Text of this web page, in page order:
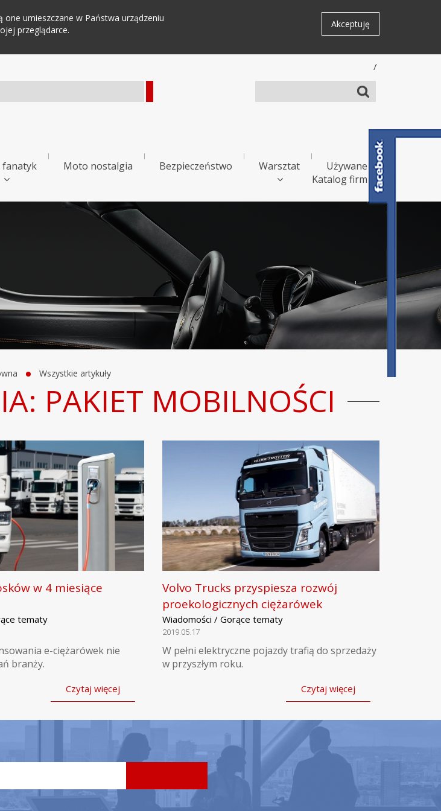
umieszczane w Państwa urządzeniu
przeglądarce.
Akceptuję
/
Moto nostalgia Bezpieczeństwo Warsztat
Używane
Katalog firm
Wszystkie artykuły
PAKIET MOBILNOŚCI
w 4 miesiące
tematy
e-ciężarówek nie
branży.
Czytaj więcej
Volvo Trucks przyspiesza rozwój
proekologicznych ciężarówek
Wiadomości / Gorące tematy
2019.05.17
W pełni elektryczne pojazdy trafią do sprzedaży
w przyszłym roku.
Czytaj więcej